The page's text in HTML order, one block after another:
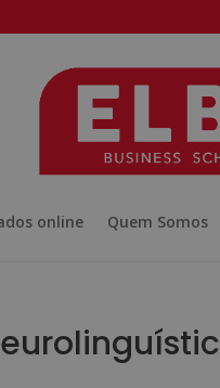
online Quem Somos